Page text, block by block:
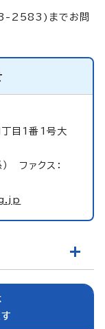
2583)までお問
目1番1号大
ファクス：